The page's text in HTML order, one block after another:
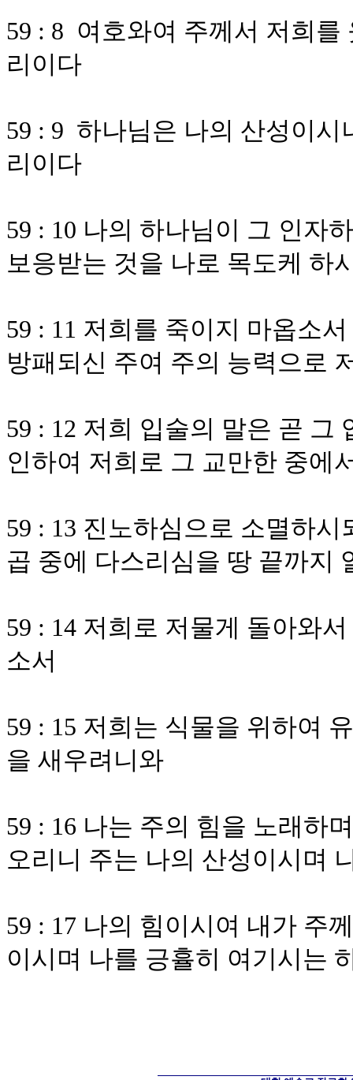
59 : 8 여호와여 주께서 저희
리이다
59 : 9 하나님은 나의 산성이
리이다
59 : 10 나의 하나님이 그 인자
보응받는 것을 나로 목도케 하
59 : 11 저희를 죽이지 마옵소
방패되신 주여 주의 능력으로
59 : 12 저희 입술의 말은 곧 그
인하여 저희로 그 교만한 중에
59 : 13 진노하심으로 소멸하
곱 중에 다스리심을 땅 끝까지
59 : 14 저희로 저물게 돌아와
소서
59 : 15 저희는 식물을 위하여
을 새우려니와
59 : 16 나는 주의 힘을 노래하
오리니 주는 나의 산성이시며
59 : 17 나의 힘이시여 내가 주
이시며 나를 긍휼히 여기시는